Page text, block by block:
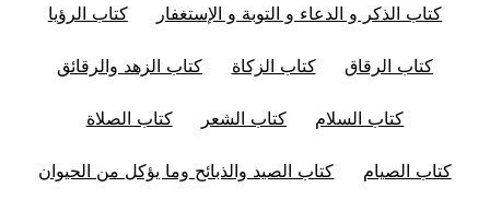
كتاب الذكر و الدعاء و التوبة و الإستغفار كتاب الرؤيا
كتاب الرقاق كتاب الزكاة كتاب الزهد والرقائق
كتاب السلام كتاب الشعر كتاب الصلاة
كتاب الصيام كتاب الصيد والذبائح وما يؤكل من الحيوان